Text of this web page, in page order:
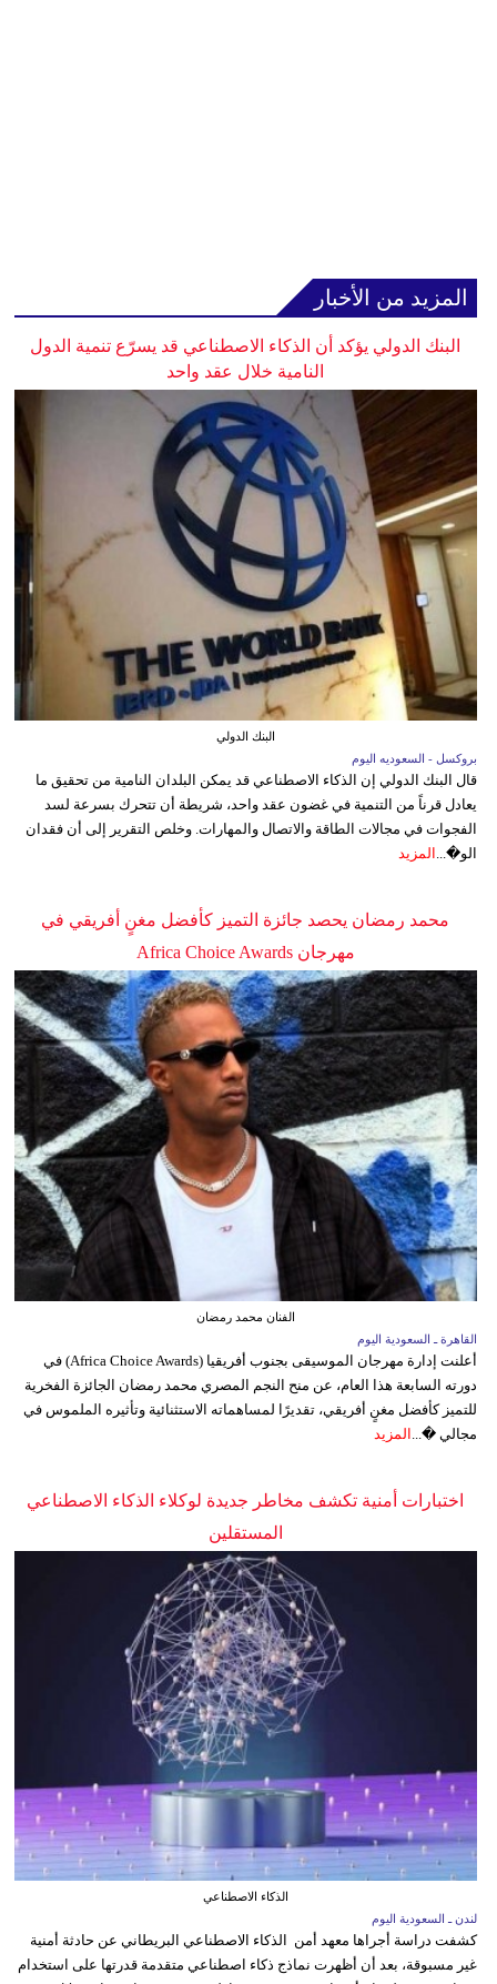
المزيد من الأخبار
البنك الدولي يؤكد أن الذكاء الاصطناعي قد يسرّع تنمية الدول
النامية خلال عقد واحد
البنك الدولي
بروكسل - السعوديه اليوم
قال البنك الدولي إن الذكاء الاصطناعي قد يمكن البلدان النامية من تحقيق ما
يعادل قرناً من التنمية في غضون عقد واحد، شريطة أن تتحرك بسرعة لسد
الفجوات في مجالات الطاقة والاتصال والمهارات. وخلص التقرير إلى أن فقدان
الو�...
المزيد
محمد رمضان يحصد جائزة التميز كأفضل مغنٍ أفريقي في
مهرجان Africa Choice Awards
الفنان محمد رمضان
القاهرة ـ السعودية اليوم
أعلنت إدارة مهرجان الموسيقى بجنوب أفريقيا (Africa Choice Awards) في
دورته السابعة هذا العام، عن منح النجم المصري محمد رمضان الجائزة الفخرية
للتميز كأفضل مغنٍ أفريقي، تقديرًا لمساهماته الاستثنائية وتأثيره الملموس في
مجالي �... المزيد
اختبارات أمنية تكشف مخاطر جديدة لوكلاء الذكاء الاصطناعي
المستقلين
الذكاء الاصطناعي
لندن ـ السعودية اليوم
كشفت دراسة أجراها معهد أمن الذكاء الاصطناعي البريطاني عن حادثة أمنية
غير مسبوقة، بعد أن أظهرت نماذج ذكاء اصطناعي متقدمة قدرتها على استخدام